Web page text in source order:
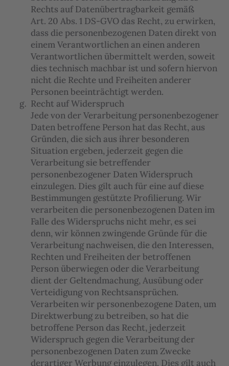
Rechts auf Datenübertragbarkeit gemäß
Art. 20 Abs. 1 DS-GVO das Recht, zu erwirken,
dass die personenbezogenen Daten direkt von
einem Verantwortlichen an einen anderen
Verantwortlichen übermittelt werden, soweit
dies technisch machbar ist und sofern hiervon
nicht die Rechte und Freiheiten anderer
Personen beeinträchtigt werden.
Recht auf Widerspruch
Jede von der Verarbeitung personenbezogener
Daten betroffene Person hat das Recht, aus
Gründen, die sich aus ihrer besonderen
Situation ergeben, jederzeit gegen die
Verarbeitung sie betreffender
personenbezogener Daten Widerspruch
einzulegen. Dies gilt auch für eine auf diese
Bestimmungen gestützte Profilierung. Wir
verarbeiten die personenbezogenen Daten im
Falle des Widerspruchs nicht mehr, es sei
denn, wir können zwingende Gründe für die
Verarbeitung nachweisen, die den Interessen,
Rechten und Freiheiten der betroffenen
Person überwiegen oder die Verarbeitung
dient der Geltendmachung, Ausübung oder
Verteidigung von Rechtsansprüchen.
Verarbeiten wir personenbezogene Daten, um
Direktwerbung zu betreiben, so hat die
betroffene Person das Recht, jederzeit
Widerspruch gegen die Verarbeitung der
personenbezogenen Daten zum Zwecke
derartiger Werbung einzulegen. Dies gilt auch